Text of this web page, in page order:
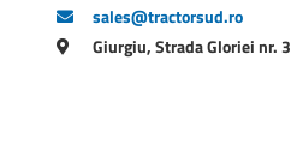
sales@tractorsud.ro
Giurgiu, Strada Gloriei nr. 3